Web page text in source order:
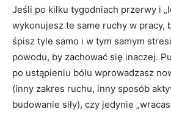
Jeśli po kilku tygodniach przerwy i
wykonujesz te same ruchy w pracy,
śpisz tyle samo i w tym samym
powodu, by zachować się inaczej.
po ustąpieniu bólu wprowadzasz
(inny zakres ruchu, inny sposób
budowanie siły), czy jedynie